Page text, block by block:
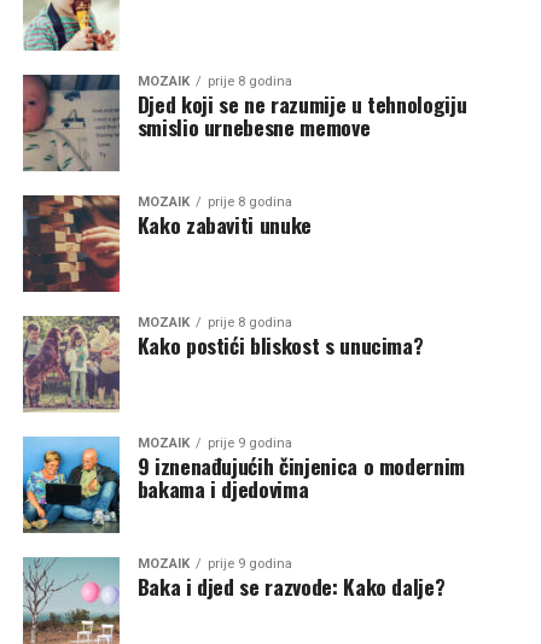
MOZAIK prije 8 godina
Djed koji se ne razumije u tehnologiju
smislio urnebesne memove
MOZAIK prije 8 godina
Kako zabaviti unuke
MOZAIK prije 8 godina
Kako postići bliskost s unucima?
MOZAIK prije 9 godina
9 iznenađujućih činjenica o modernim
bakama i djedovima
MOZAIK prije 9 godina
Baka i djed se razvode: Kako dalje?